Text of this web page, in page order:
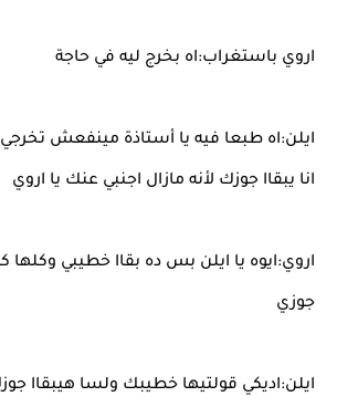
اروي باستغراب:اه بخرج ليه في حاجة
ايلن:اه طبعا فيه يا أستاذة مينفعش تخرجي
انا يبقاا جوزك لأنه مازال اجنبي عنك يا اروي
اروي:ايوه يا ايلن بس ده بقاا خطيبي وكلها
جوزي
ايلن:اديكي قولتيها خطيبك ولسا هيبقاا